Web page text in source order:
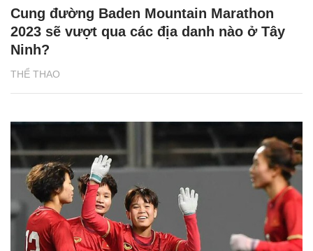
THỂ THAO
Cung đường Baden Mountain Marathon
2023 sẽ vượt qua các địa danh nào ở Tây
Ninh?